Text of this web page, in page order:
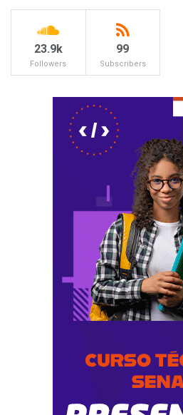
23.9k
Followers
99
Subscribers